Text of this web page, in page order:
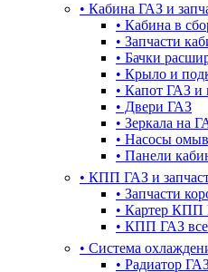
• Кабина ГАЗ и
• Кабина в
• Запчасти
• Бачки
• Крыло и
• Капот ГАЗ и
• Двери ГАЗ
• Зеркала на
• Насосы
• Панели
• КПП ГАЗ и
• Запчасти
• Картер КПП
• КПП ГАЗ
• Система
• Радиатор